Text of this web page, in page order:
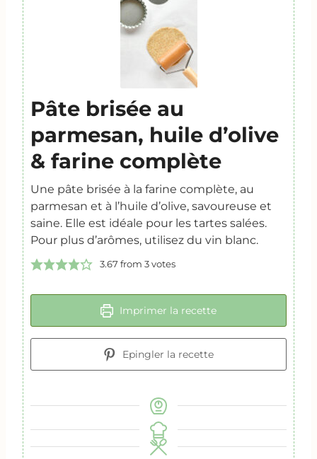
Pâte brisée au
parmesan, huile d’olive
& farine complète
Une pâte brisée à la farine complète, au
parmesan et à l’huile d’olive, savoureuse et
saine. Elle est idéale pour les tartes salées.
Pour plus d’arômes, utilisez du vin blanc.
3.67 from 3votes
Imprimer la recette
Epingler la recette